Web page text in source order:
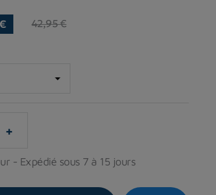
42,95 €
+
- Expédié sous 7 à 15 jours